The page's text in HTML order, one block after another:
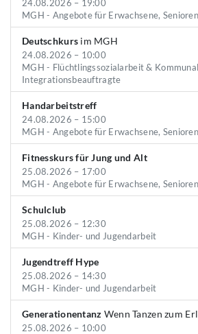
24.08.2026 – 19:00
MGH - Angebote für Erwachsene,
Deutschkurs im MGH
24.08.2026 – 10:00
MGH - Flüchtlingssozialarbeit &
Integrationsbeauftragte
Handarbeitstreff
24.08.2026 – 15:00
MGH - Angebote für Erwachsene,
Fitnesskurs für Jung und Alt
25.08.2026 – 17:00
MGH - Angebote für Erwachsene,
Schulclub
25.08.2026 – 12:30
MGH - Kinder- und Jugendarbeit
Jugendtreff Hype
25.08.2026 – 14:30
MGH - Kinder- und Jugendarbeit
Generationentanz Wenn Tanzen zum
25.08.2026 – 10:00